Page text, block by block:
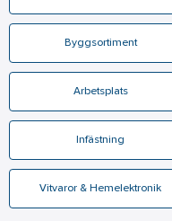
Byggsortiment
Arbetsplats
Infästning
Vitvaror & Hemelektronik